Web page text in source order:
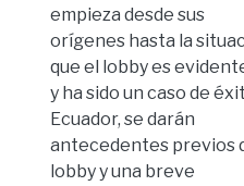
empieza desde sus
orígenes hasta la
que el lobby es
y ha sido un caso de
Ecuador, se darán
antecedentes previos
lobby y una breve